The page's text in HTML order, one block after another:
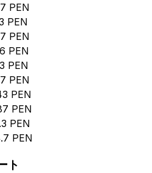
PEN
PEN
PEN
PEN
PEN
PEN
PEN
PEN
PEN
PEN
ト